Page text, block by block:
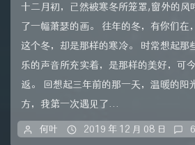
十二月初，已然被寒冬所笼罩,窗外的风
了一幅萧瑟的画。 往年的冬，有你们在
这个冬，却是那样的寒冷。 时常想起那
乐的声音所充实着，是那样的美好，可
返。 回想起三年前的那一天，温暖的阳
方，我第一次遇见了...
何叶 2019 年 12 月 08 日